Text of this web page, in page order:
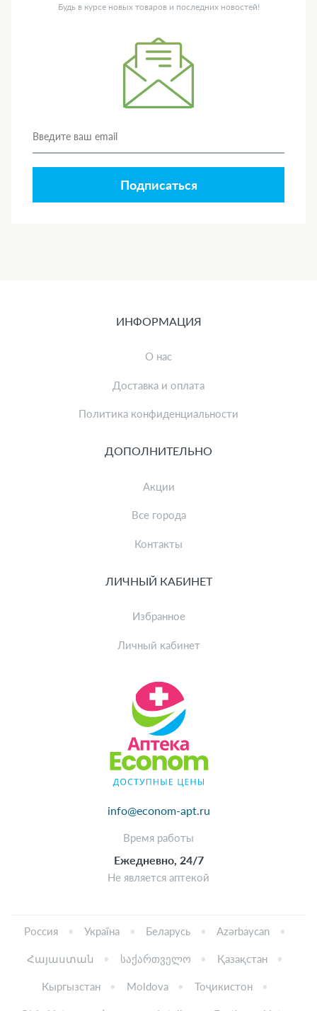
Будь в курсе новых товаров и последних новостей!
Подписаться
info@econom-apt.ru
Время работы
Ежедневно, 24/7
Не является аптекой
ИНФОРМАЦИЯ
О нас
Доставка и оплата
Политика конфиденциальности
ДОПОЛНИТЕЛЬНО
Акции
Все города
Контакты
ЛИЧНЫЙ КАБИНЕТ
Избранное
Личный кабинет
Россия Україна Беларусь Azərbaycan
Հայաստան საქართველო Қазақстан
Кыргызстан Moldova Тоҷикистон